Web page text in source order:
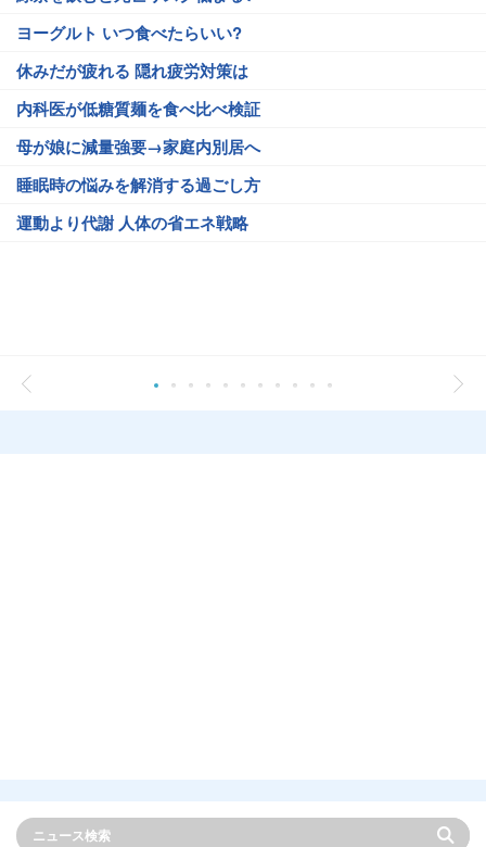
ヨーグルト いつ食べたらいい?
休みだが疲れる 隠れ疲労対策は
内科医が低糖質麺を食べ比べ検証
母が娘に減量強要→家庭内別居へ
睡眠時の悩みを解消する過ごし方
運動より代謝 人体の省エネ戦略